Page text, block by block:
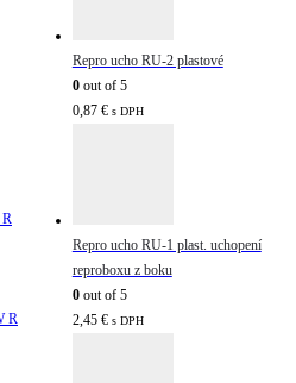
Repro ucho RU-2 plastové
0out of 5
0,87 € s DPH
Repro ucho RU-1 plast. uchopení
reproboxu z boku
0out of 5
2,45 € s DPH